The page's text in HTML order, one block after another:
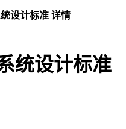
设计标准 详情
统设计标准